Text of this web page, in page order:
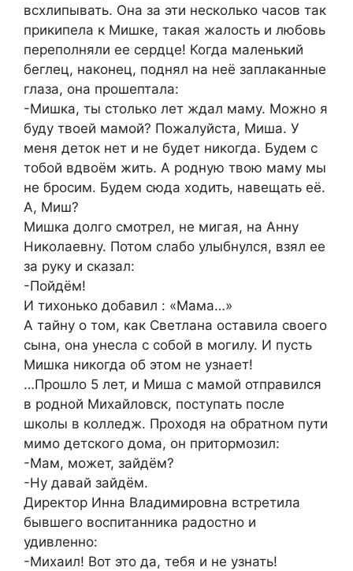
всхлипывать. Она за эти несколько часов так
прикипела к Мишке, такая жалость и любовь
переполняли ее сердце! Когда маленький
беглец, наконец, поднял на неё заплаканные
глаза, она прошептала:
-Мишка, ты столько лет ждал маму. Можно я
буду твоей мамой? Пожалуйста, Миша. У
меня деток нет и не будет никогда. Будем с
тобой вдвоём жить. А родную твою маму мы
не бросим. Будем сюда ходить, навещать её.
А, Миш?
Мишка долго смотрел, не мигая, на Анну
Николаевну. Потом слабо улыбнулся, взял ее
за руку и сказал:
-Пойдём!
И тихонько добавил : «Мама…»
А тайну о том, как Светлана оставила своего
сына, она унесла с собой в могилу. И пусть
Мишка никогда об этом не узнает!
…Прошло 5 лет, и Миша с мамой отправился
в родной Михайловск, поступать после
школы в колледж. Проходя на обратном пути
мимо детского дома, он притормозил:
-Мам, может, зайдём?
-Ну давай зайдём.
Директор Инна Владимировна встретила
бывшего воспитанника радостно и
удивленно:
-Михаил! Вот это да, тебя и не узнать!